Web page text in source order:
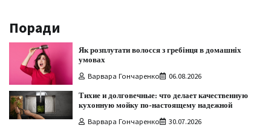
Поради
Як розплутати волосся з гребінця в домашніх
умовах
Варвара Гончаренко 06.08.2026
Тихие и долговечные: что делает качественную
кухонную мойку по-настоящему надежной
Варвара Гончаренко 30.07.2026